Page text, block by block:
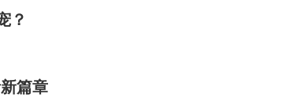
进化为认知效率工具，汉王科技通过构建阅读
前市场环境下，真实使用价值已成为衡量产品
？
篇章